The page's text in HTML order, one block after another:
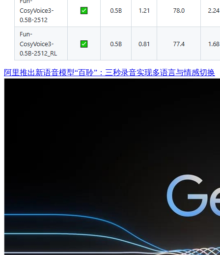
​阿里推出新语音模型“百聆”：三秒录音实现多语言与情感切换